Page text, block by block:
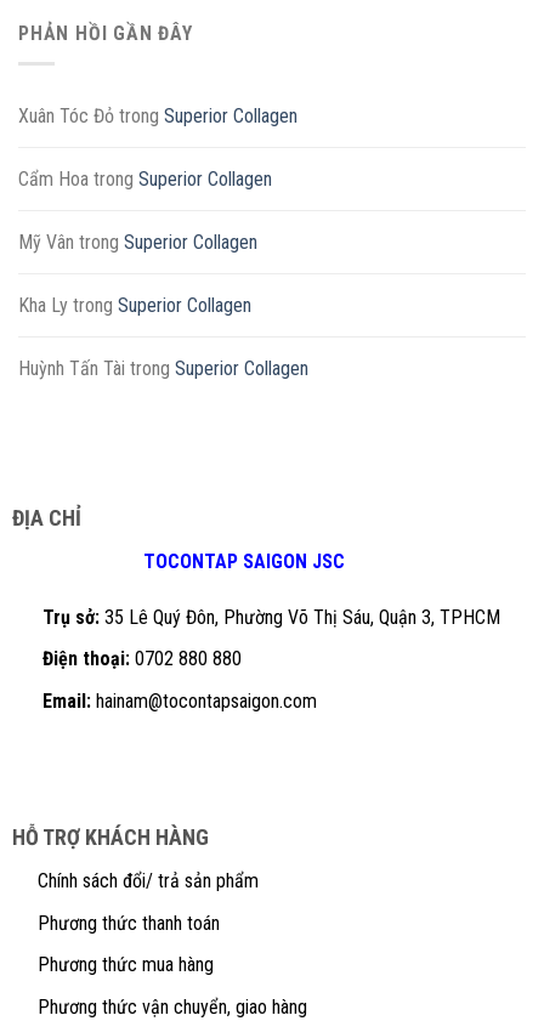
PHẢN HỒI GẦN ĐÂY
Xuân Tóc Đỏ trong Superior Collagen
Cẩm Hoa trong Superior Collagen
Mỹ Vân trong Superior Collagen
Kha Ly trong Superior Collagen
Huỳnh Tấn Tài trong Superior Collagen
ĐỊA CHỈ
TOCONTAP SAIGON JSC
Trụ sở: 35 Lê Quý Đôn, Phường Võ Thị Sáu, Quận 3, TPHCM
Điện thoại:0702 880 880
Email:hainam@tocontapsaigon.com
HỖ TRỢ KHÁCH HÀNG
Chính sách đổi/ trả sản phẩm
Phương thức thanh toán
Phương thức mua hàng
Phương thức vận chuyển, giao hàng